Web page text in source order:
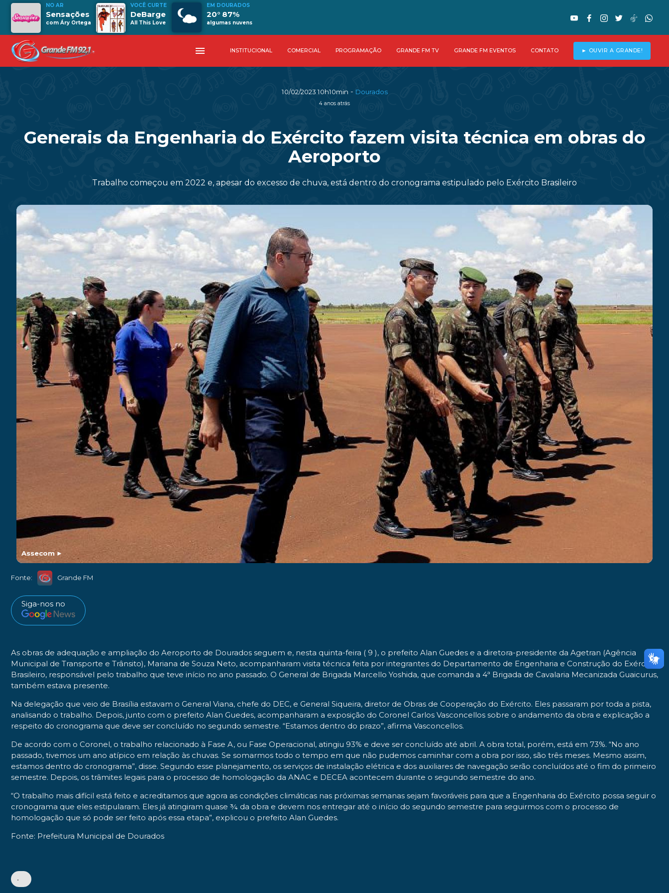
NO AR
Sensações
com Áry Ortega
VOCÊ CURTE
DeBarge
All This Love
EM DOURADOS
20° 87%
algumas nuvens
menu INSTITUCIONAL COMERCIAL PROGRAMAÇÃO GRANDE FM TV GRANDE FM EVENTOS CONTATO ► OUVIR A GRANDE!
10/02/2023 10h10min - Dourados
4 anos atrás
Generais da Engenharia do Exército fazem visita técnica em obras do
Aeroporto
Trabalho começou em 2022 e, apesar do excesso de chuva, está dentro do cronograma estipulado pelo Exército Brasileiro
Assecom ►
Fonte: Grande FM
Siga-nos no
As obras de adequação e ampliação do Aeroporto de Dourados seguem e, nesta quinta-feira ( 9 ), o prefeito Alan Guedes e a diretora-presidente da Agetran (Agência
Municipal de Transporte e Trânsito), Mariana de Souza Neto, acompanharam visita técnica feita por integrantes do Departamento de Engenharia e Construção do Exército
Brasileiro, responsável pelo trabalho que teve início no ano passado. O General de Brigada Marcello Yoshida, que comanda a 4ª Brigada de Cavalaria Mecanizada Guaicurus,
também estava presente.
Na delegação que veio de Brasília estavam o General Viana, chefe do DEC, e General Siqueira, diretor de Obras de Cooperação do Exército. Eles passaram por toda a pista,
analisando o trabalho. Depois, junto com o prefeito Alan Guedes, acompanharam a exposição do Coronel Carlos Vasconcellos sobre o andamento da obra e explicação a
respeito do cronograma que deve ser concluído no segundo semestre. “Estamos dentro do prazo”, afirma Vasconcellos.
De acordo com o Coronel, o trabalho relacionado à Fase A, ou Fase Operacional, atingiu 93% e deve ser concluído até abril. A obra total, porém, está em 73%. “No ano
passado, tivemos um ano atípico em relação às chuvas. Se somarmos todo o tempo em que não pudemos caminhar com a obra por isso, são três meses. Mesmo assim,
estamos dentro do cronograma”, disse. Segundo esse planejamento, os serviços de instalação elétrica e dos auxiliares de navegação serão concluídos até o fim do primeiro
semestre. Depois, os trâmites legais para o processo de homologação da ANAC e DECEA acontecem durante o segundo semestre do ano.
“O trabalho mais difícil está feito e acreditamos que agora as condições climáticas nas próximas semanas sejam favoráveis para que a Engenharia do Exército possa seguir o
cronograma que eles estipularam. Eles já atingiram quase ¾ da obra e devem nos entregar até o início do segundo semestre para seguirmos com o processo de
homologação que só pode ser feito após essa etapa”, explicou o prefeito Alan Guedes.
Fonte: Prefeitura Municipal de Dourados
•